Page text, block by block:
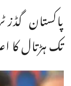
پاکستان گڈز
تک ہڑتال کا